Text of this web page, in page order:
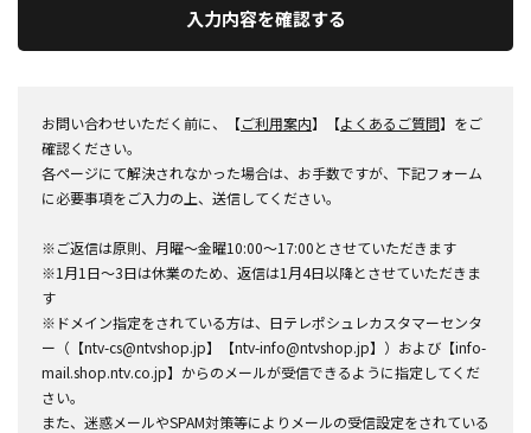
入力内容を確認する
お問い合わせいただく前に、【ご利用案内】【よくあるご質問】をご
確認ください。
各ページにて解決されなかった場合は、お手数ですが、下記フォーム
に必要事項をご入力の上、送信してください。
※ご返信は原則、月曜～金曜10:00～17:00とさせていただきます
※1月1日～3日は休業のため、返信は1月4日以降とさせていただきま
す
※ドメイン指定をされている方は、日テレポシュレカスタマーセンタ
ー（【ntv-cs@ntvshop.jp】【ntv-info@ntvshop.jp】）および【info-
mail.shop.ntv.co.jp】からのメールが受信できるように指定してくだ
さい。
また、迷惑メールやSPAM対策等によりメールの受信設定をされている